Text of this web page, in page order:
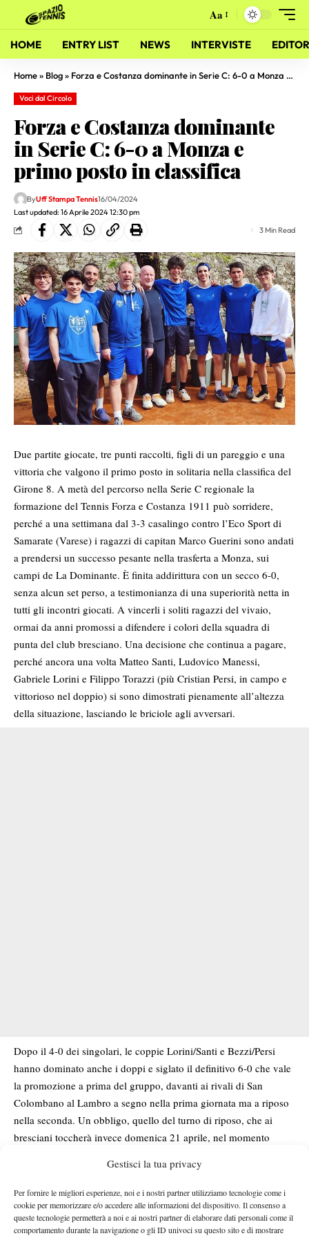
Gestisci la tua privacy
Per fornire le migliori esperienze, noi e i nostri partner utilizziamo tecnologie come i
cookie per memorizzare e/o accedere alle informazioni del dispositivo. Il consenso a
queste tecnologie permetterà a noi e ai nostri partner di elaborare dati personali come il
comportamento durante la navigazione o gli ID univoci su questo sito e di mostrare
Aa
HOME ENTRY LIST NEWS INTERVISTE
Home» Blog» Forza e Costanza dominante in Serie C: 6-0 a Monza e primo posto in classifica
Voci dal Circolo
Forza e Costanza dominante
in Serie C: 6-0 a Monza e
primo posto in classifica
Last updated: 16 Aprile 2024 12:30 pm
ByUff Stampa Tennis16/04/2024
3 Min Read
Due partite giocate, tre punti raccolti, figli di un pareggio e una
vittoria che valgono il primo posto in solitaria nella classifica del
Girone 8. A metà del percorso nella Serie C regionale la
formazione del Tennis Forza e Costanza 1911 può sorridere,
perché a una settimana dal 3-3 casalingo contro l’Eco Sport di
Samarate (Varese) i ragazzi di capitan Marco Guerini sono andati
a prendersi un successo pesante nella trasferta a Monza, sui
campi de La Dominante. È finita addirittura con un secco 6-0,
senza alcun set perso, a testimonianza di una superiorità netta in
tutti gli incontri giocati. A vincerli i soliti ragazzi del vivaio,
ormai da anni promossi a difendere i colori della squadra di
punta del club bresciano. Una decisione che continua a pagare,
perché ancora una volta Matteo Santi, Ludovico Manessi,
Gabriele Lorini e Filippo Torazzi (più Cristian Persi, in campo e
vittorioso nel doppio) si sono dimostrati pienamente all’altezza
della situazione, lasciando le briciole agli avversari.
Dopo il 4-0 dei singolari, le coppie Lorini/Santi e Bezzi/Persi
hanno dominato anche i doppi e siglato il definitivo 6-0 che vale
la promozione a prima del gruppo, davanti ai rivali di San
Colombano al Lambro a segno nella prima giornata ma a riposo
nella seconda. Un obbligo, quello del turno di riposo, che ai
bresciani toccherà invece domenica 21 aprile, nel momento
perché la settimana successiva saranno in programma due sfide:
nel turno infrasettimanale di giovedì 25 aprile sui campi del
Castello arriveranno i rivali dell’Oltrepò Tennis Academy di
Codevilla (Pavia), mentre domenica 28 aprile è in programma la